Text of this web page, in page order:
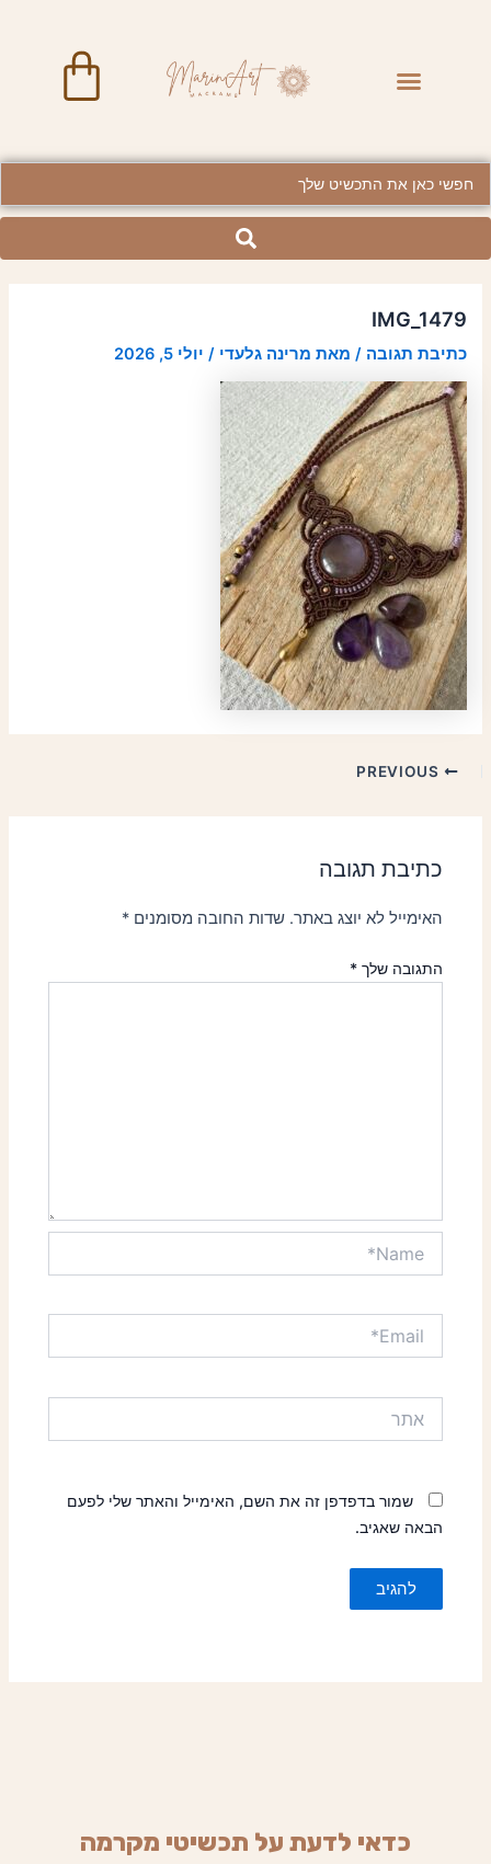
Menu
IMG_1479
כתיבת תגובה / מאת מרינה גלעדי/ יולי 5, 2026
כתיבת תגובה
האימייל לא יוצג באתר. שדות החובה מסומנים*
התגובה שלך*
שמור בדפדפן זה את השם, האימייל והאתר שלי לפעם
הבאה שאגיב.
כדאי לדעת על תכשיטי מקרמה